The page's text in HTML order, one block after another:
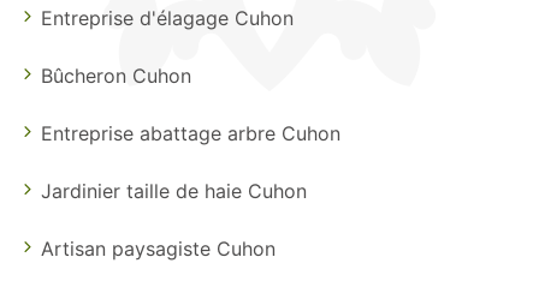
Entreprise d'élagage Cuhon
Bûcheron Cuhon
Entreprise abattage arbre Cuhon
Jardinier taille de haie Cuhon
Artisan paysagiste Cuhon